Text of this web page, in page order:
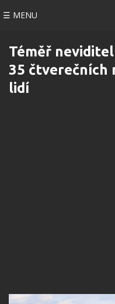
☰ MENU
Téměř
35 čtverečních
lidí